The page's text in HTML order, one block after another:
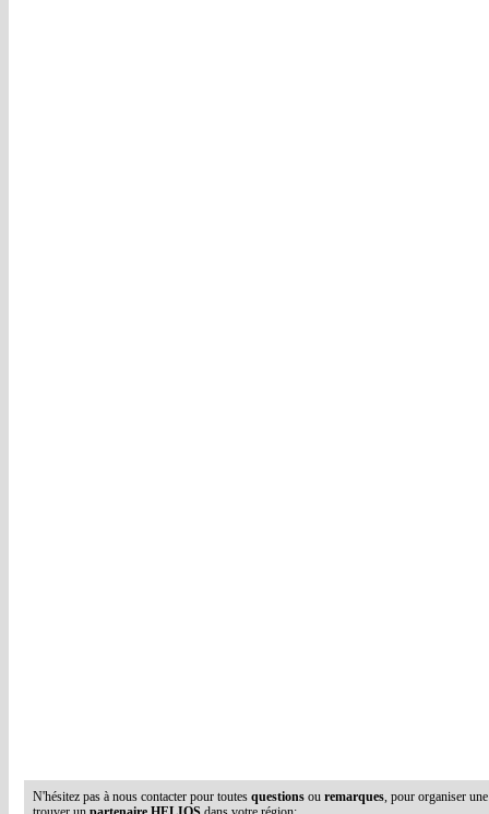
N'hésitez pas à nous contacter pour toutes questions ou remarques, pour organiser